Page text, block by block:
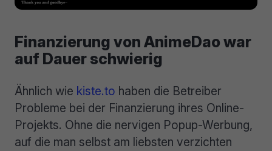
Finanzierung von AnimeDao war
auf Dauer schwierig
Ähnlich wie kiste.to haben die Betreiber
Probleme bei der Finanzierung ihres Online-
Projekts. Ohne die nervigen Popup-Werbung,
auf die man selbst am liebsten verzichten